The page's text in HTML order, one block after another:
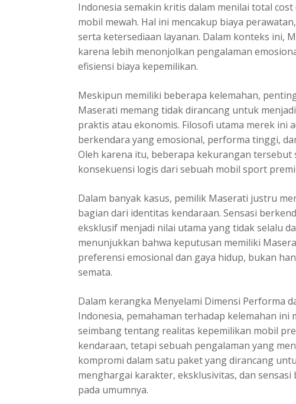
Indonesia semakin kritis dalam menilai total
mobil mewah. Hal ini mencakup biaya
serta ketersediaan layanan. Dalam konteks ini,
karena lebih menonjolkan pengalaman
efisiensi biaya kepemilikan.
Meskipun memiliki beberapa kelemahan,
Maserati memang tidak dirancang untuk
praktis atau ekonomis. Filosofi utama merek ini
berkendara yang emosional, performa tinggi,
Oleh karena itu, beberapa kekurangan tersebut
konsekuensi logis dari sebuah mobil sport
Dalam banyak kasus, pemilik Maserati justru
bagian dari identitas kendaraan. Sensasi
eksklusif menjadi nilai utama yang tidak selalu
menunjukkan bahwa keputusan memiliki
preferensi emosional dan gaya hidup, bukan
semata.
Dalam kerangka Menyelami Dimensi Performa
Indonesia, pemahaman terhadap kelemahan ini
seimbang tentang realitas kepemilikan mobil
kendaraan, tetapi sebuah pengalaman yang
kompromi dalam satu paket yang dirancang
menghargai karakter, eksklusivitas, dan
pada umumnya.